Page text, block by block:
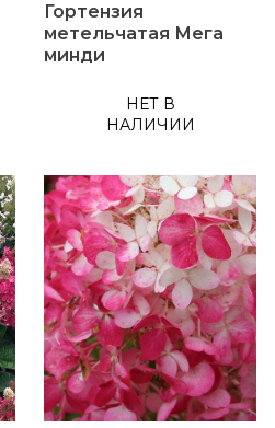
Гортензия
метельчатая Мега
минди
НЕТ В
НАЛИЧИИ